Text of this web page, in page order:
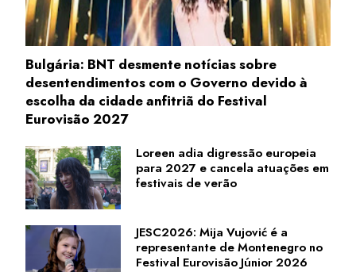
Bulgária: BNT desmente notícias sobre
desentendimentos com o Governo devido à
escolha da cidade anfitriã do Festival
Eurovisão 2027
Loreen adia digressão europeia
para 2027 e cancela atuações em
festivais de verão
JESC2026: Mija Vujović é a
representante de Montenegro no
Festival Eurovisão Júnior 2026